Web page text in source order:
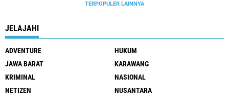
TERPOPULER LAINNYA
JELAJAHI
ADVENTURE
HUKUM
JAWA BARAT
KARAWANG
KRIMINAL
NASIONAL
NETIZEN
NUSANTARA